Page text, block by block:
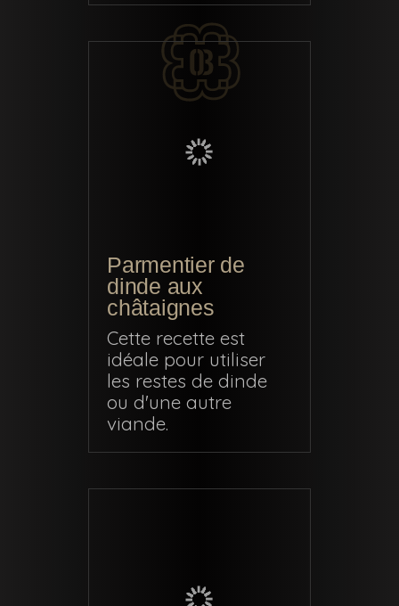
Parmentier de
dinde aux
châtaignes
Cette recette est
idéale pour utiliser
les restes de dinde
ou d'une autre
viande.